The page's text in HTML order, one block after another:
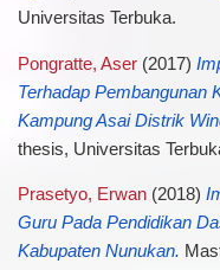
Universitas Terbuka.
Pongratte, Aser(2017)
Terhadap Pembangunan
Kampung Asai Distrik
thesis, Universitas
Prasetyo, Erwan(2018)
Guru Pada Pendidikan
Kabupaten Nunukan.